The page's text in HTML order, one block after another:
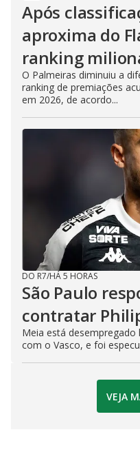
Após
aproxima do
ranking
O Palmeiras diminuiu a
ranking de premiações
em 2026, de acordo...
DO R7/HÁ 5 HORAS
São Paulo
contratar
Meia está desempregado
com o Vasco, e foi
VEJA